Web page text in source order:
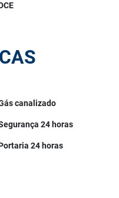
canalizado
24 horas
24 horas